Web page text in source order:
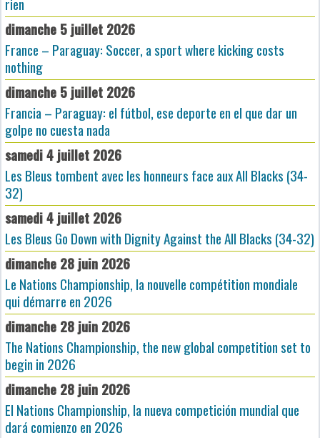
dimanche 5 juillet 2026
France – Paraguay: Soccer, a sport where kicking costs
nothing
dimanche 5 juillet 2026
Francia – Paraguay: el fútbol, ese deporte en el que dar un
golpe no cuesta nada
samedi 4 juillet 2026
Les Bleus tombent avec les honneurs face aux All Blacks (34-
32)
samedi 4 juillet 2026
Les Bleus Go Down with Dignity Against the All Blacks (34-32)
dimanche 28 juin 2026
Le Nations Championship, la nouvelle compétition mondiale
qui démarre en 2026
dimanche 28 juin 2026
The Nations Championship, the new global competition set to
begin in 2026
dimanche 28 juin 2026
El Nations Championship, la nueva competición mundial que
dará comienzo en 2026